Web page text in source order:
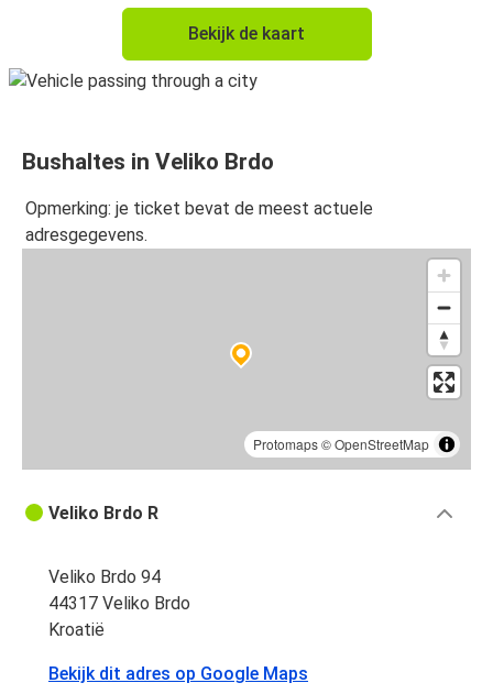
Bekijk de kaart
Bushaltes in Veliko Brdo
Opmerking: je ticket bevat de meest actuele
adresgegevens.
Protomaps©OpenStreetMap
Veliko Brdo R
Veliko Brdo 94
44317 Veliko Brdo
Kroatië
Bekijk dit adres op Google Maps